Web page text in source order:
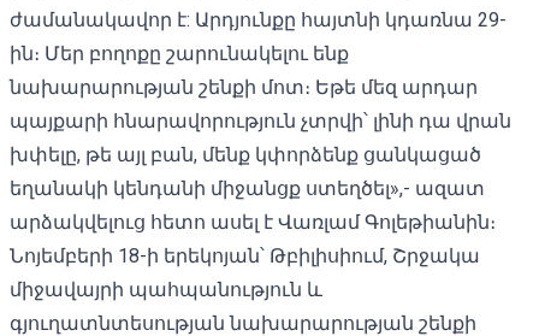
ժամանակավոր է: Արդյունքը հայտնի կդառնա 29-
ին։ Մեր բողոքը շարունակելու ենք
նախարարության շենքի մոտ։ Եթե ​​մեզ արդար
պայքարի հնարավորություն չտրվի՝ լինի դա վրան
խփելը, թե այլ բան, մենք կփորձենք ցանկացած
եղանակի կենդանի միջանցք ստեղծել»,- ազատ
արձակվելուց հետո ասել է Վառլամ Գոլեթիանին։
Նոյեմբերի 18-ի երեկոյան՝ Թբիլիսիում, Շրջակա
միջավայրի պահպանություն և
գյուղատնտեսության նախարարության շենքի